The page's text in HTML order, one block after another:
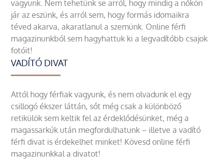
vagyunk. Nem tehetünk se arról, hogy mindig a nőkön
jár az eszünk, és arról sem, hogy formás idomaikra
téved akarva, akaratlanul a szemünk. Online férfi
magazinunkból sem hagyhattuk ki a legvadítóbb csajok
fotóit!
VADÍTÓ DIVAT
Attól hogy férfiak vagyunk, és nem olvadunk el egy
csillogó ékszer láttán, sőt még csak a különböző
retikülök sem keltik fel az érdeklődésünket, még a
magassarkúk után megfordulhatunk – illetve a vadító
férfi divat is érdekelhet minket! Kövesd online férfi
magazinunkkal a divatot!